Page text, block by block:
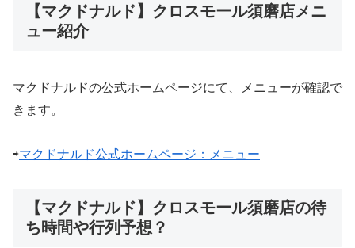
【マクドナルド】クロスモール須磨店メニ
ュー紹介
マクドナルドの公式ホームページにて、メニューが確認で
きます。
⇨マクドナルド公式ホームページ：メニュー
【マクドナルド】クロスモール須磨店の待
ち時間や行列予想？